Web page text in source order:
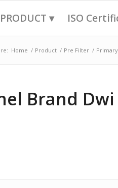
PRODUCT ▾ ISO
Home / Product / Pre Filter /
Brand